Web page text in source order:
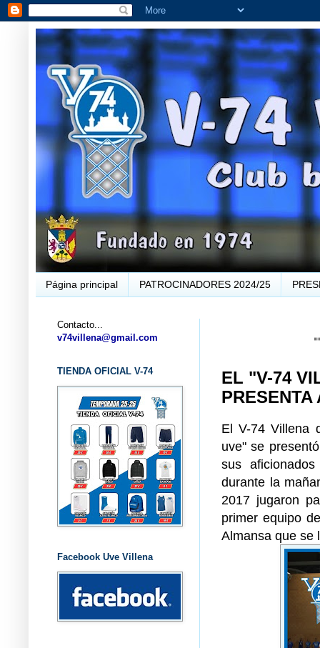
Página principal PATROCINADORES 2024/25
...
EL "V-74
El V-74 Villena
uve" se
sus
durante la
2017 jugaron
primer equipo
Almansa que se
Contacto...
v74villena@gmail.com
TIENDA OFICIAL V-74
Facebook Uve Villena